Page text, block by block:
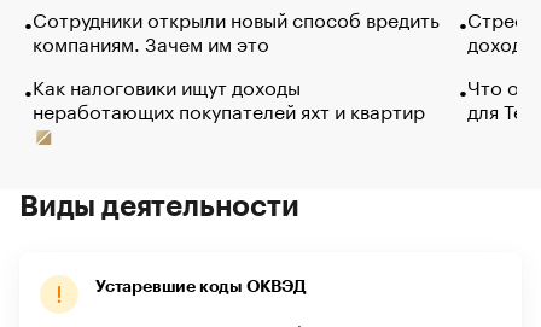
Сотрудники открыли новый способ вредить
компаниям. Зачем им это
Как налоговики ищут доходы
неработающих покупателей яхт и квартир
Что
для
Виды деятельности
Устаревшие коды ОКВЭД